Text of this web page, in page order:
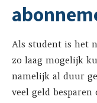
Als student is het
zo laag mogelijk
namelijk al duur
veel geld